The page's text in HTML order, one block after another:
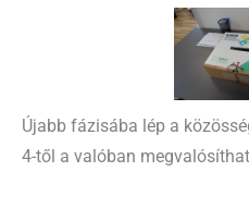
Újabb fázisába lép a
4-től a valóban